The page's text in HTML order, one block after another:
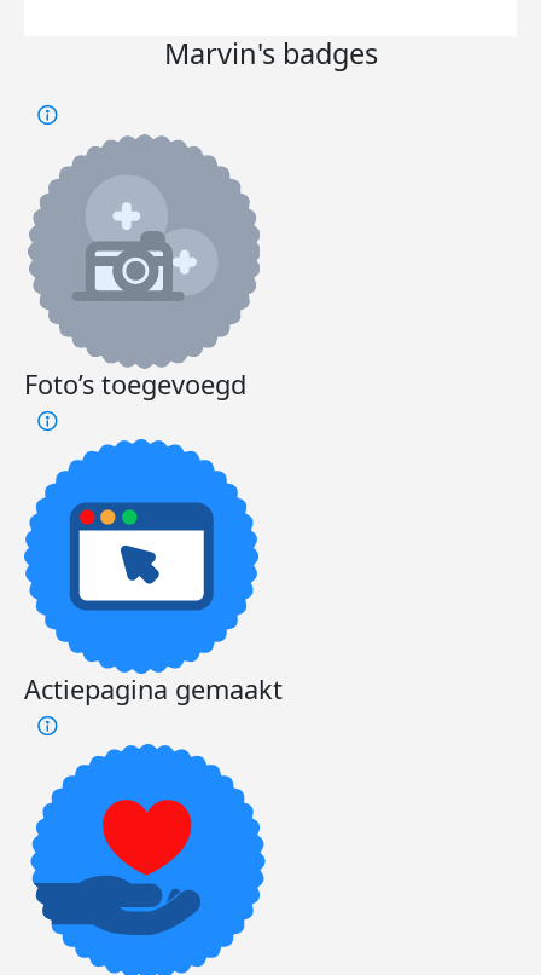
Marvin's badges
Foto’s toegevoegd
Actiepagina gemaakt